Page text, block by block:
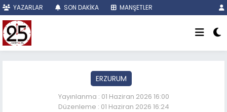
YAZARLAR SON DAKİKA MANŞETLER
ERZURUM
Yayınlanma : 01 Haziran 2026 16:00
Düzenleme : 01 Haziran 2026 16:24